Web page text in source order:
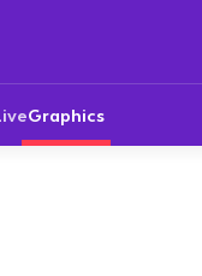
Graphics